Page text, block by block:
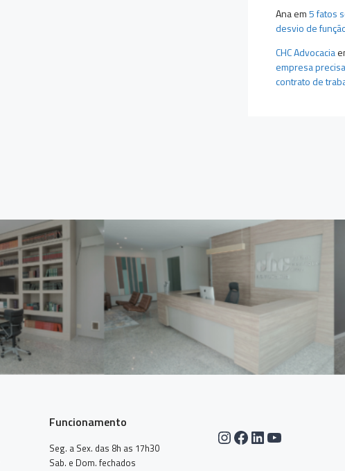
Anaem5 fatos
desvio de
CHC Advocacia
empresa
contrato de
Funcionamento
Seg. a Sex. das 8h as 17h30
Sab. e Dom. fechados
Instagram
Facebook
LinkedIn
Youtube